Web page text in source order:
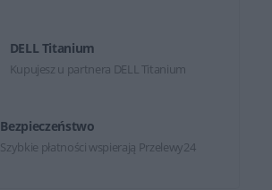
DELL Titanium
Kupujesz u partnera DELL Titanium
Bezpieczeństwo
Szybkie płatności wspierają Przelewy24